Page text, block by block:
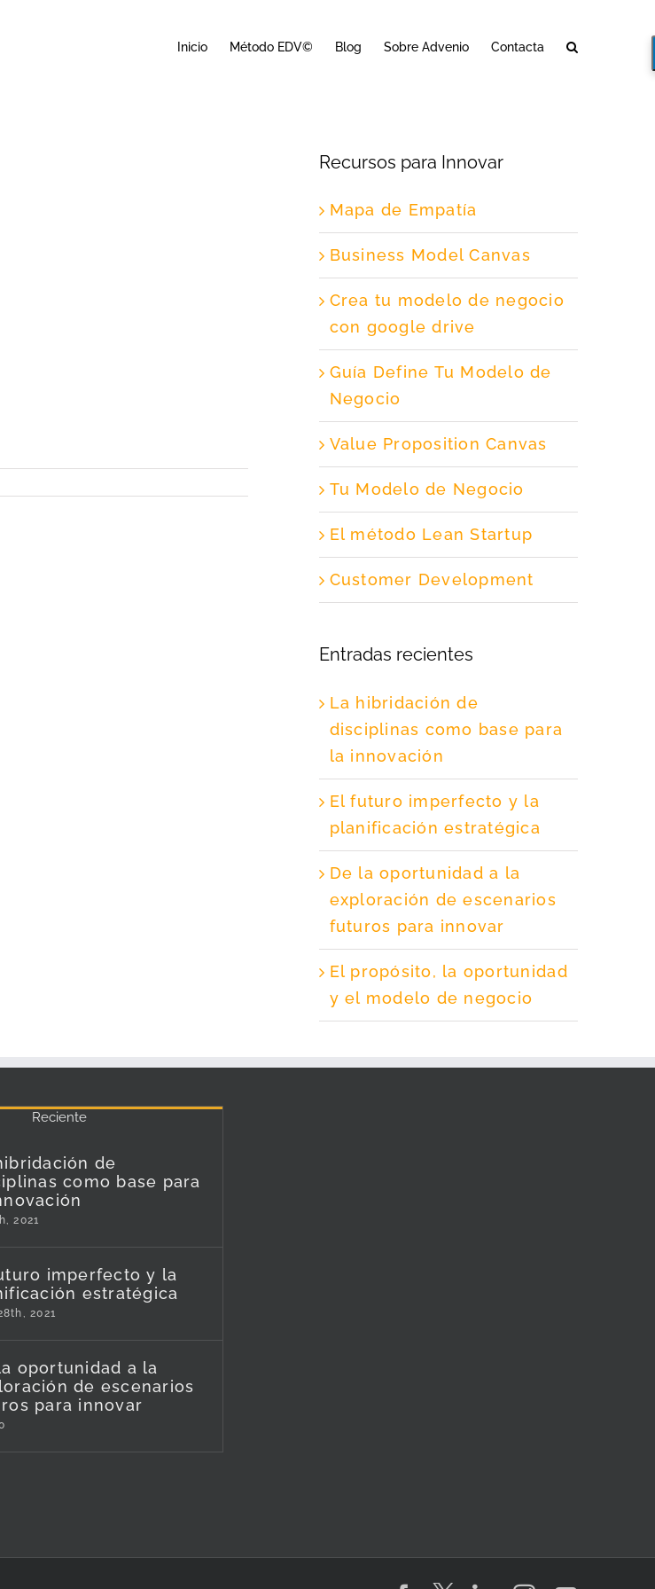
Inicio Método EDV© Blog Sobre Advenio Contacta
Recursos para Innovar
Mapa de Empatía
Business Model Canvas
Crea tu modelo de negocio
con google drive
Guía Define Tu Modelo de
Negocio
Value Proposition Canvas
Tu Modelo de Negocio
El método Lean Startup
Customer Development
Entradas recientes
La hibridación de
disciplinas como base para
la innovación
El futuro imperfecto y la
planificación estratégica
De la oportunidad a la
exploración de escenarios
futuros para innovar
El propósito, la oportunidad
y el modelo de negocio
Reciente
de
como base para
2021
imperfecto y la
estratégica
2021
oportunidad a la
de escenarios
para innovar